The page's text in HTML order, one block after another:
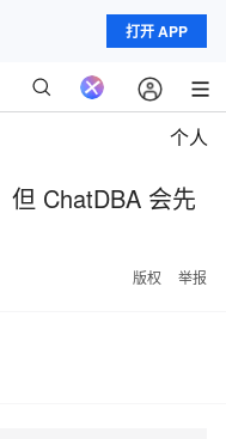
打开 APP
个人
但 ChatDBA 会先
版权 举报